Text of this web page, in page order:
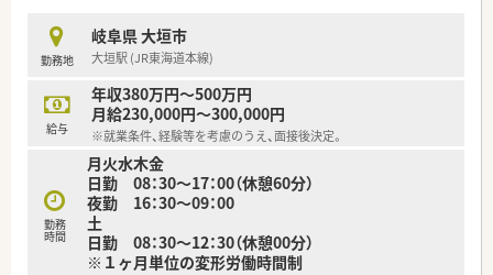
■ご家庭の都合に合わせて、土日休みでの勤務についても柔軟に
ご相談いただけます。
■月額1,000円で利用できる託児所があり、子育て世代も安心し
て働ける職場です。
【想定される業務内容】
■入院患者様への服薬指導や調剤、監査業務などを中心にご担当
いただきます。
■病棟業務にも携わっていただき、多職種と連携して患者様をサ
ポートします。
■医薬品の在庫管理や発注業務など、薬局内の幅広い業務をお任
せいたします。
勤務地
岐阜県 大垣市
大垣駅 (JR東海道本線)
給与
年収380万円～500万円
月給230,000円～300,000円
※就業条件、経験等を考慮のうえ、面接後決定。
勤務
時間
月火水木金
日勤 08：30～17：00（休憩60分）
夜勤 16：30～09：00
土
日勤 08：30～12：30（休憩00分）
※１ヶ月単位の変形労働時間制